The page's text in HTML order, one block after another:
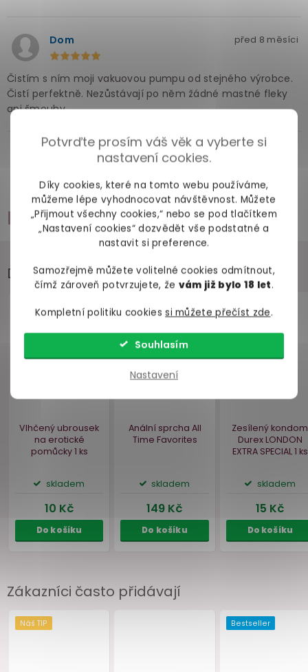
Potvrďte prosím váš věk a vyberte si
nastavení cookies.
Díky cookies, které na tomto webu používáme,
můžeme lépe vyhodnocovat návštěvnost. Můžete
„Přijmout všechny cookies,“ nebo se pod tlačítkem
„Nastavení cookies“ dozvědět vše podstatné a
nastavit si preference.
Samozřejmě můžete volitelné cookies odmítnout,
čímž zároveň potvrzujete, že vám již bylo 18 let.
Kompletní politiku cookiessi můžete přečíst zde.
Nastavení
Souhlasím
Příslušenství
Dom před 8 měsíci
Čistím s ním moji vakuovou pumpu od stejného výrobce.
Čistí perfektně. Nezůstávají po něm žádné mastné fleky
ani šmouhy.
Zobrazit všechny recenze
Doporučujeme přikoupit
Zákazníci často přidávají